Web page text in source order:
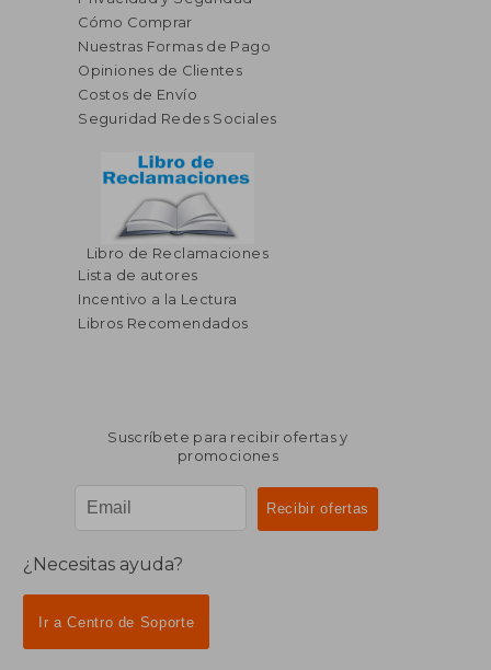
$ 36.29
$ 19.96
Cómo Comprar
Nuestras Formas de Pago
Opiniones de Clientes
Costos de Envío
Seguridad Redes Sociales
Libro de Reclamaciones
Lista de autores
Incentivo a la Lectura
Libros Recomendados
Suscríbete para recibir ofertas y
promociones
¿Necesitas ayuda?
Ir a Centro de Soporte